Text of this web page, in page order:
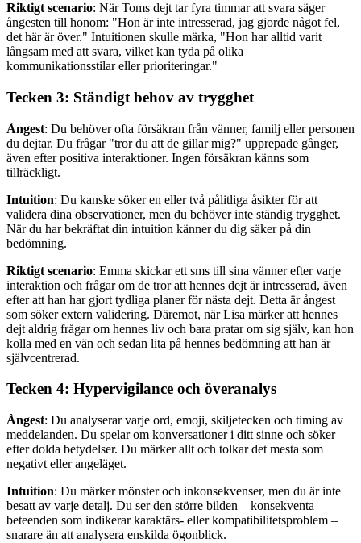
Riktigt scenario: När Toms dejt tar fyra timmar att svara säger
ångesten till honom: "Hon är inte intresserad, jag gjorde något fel,
det här är över." Intuitionen skulle märka, "Hon har alltid varit
långsam med att svara, vilket kan tyda på olika
kommunikationsstilar eller prioriteringar."
Tecken 3: Ständigt behov av trygghet
Ångest: Du behöver ofta försäkran från vänner, familj eller personen
du dejtar. Du frågar "tror du att de gillar mig?" upprepade gånger,
även efter positiva interaktioner. Ingen försäkran känns som
tillräckligt.
Intuition: Du kanske söker en eller två pålitliga åsikter för att
validera dina observationer, men du behöver inte ständig trygghet.
När du har bekräftat din intuition känner du dig säker på din
bedömning.
Riktigt scenario: Emma skickar ett sms till sina vänner efter varje
interaktion och frågar om de tror att hennes dejt är intresserad, även
efter att han har gjort tydliga planer för nästa dejt. Detta är ångest
som söker extern validering. Däremot, när Lisa märker att hennes
dejt aldrig frågar om hennes liv och bara pratar om sig själv, kan hon
kolla med en vän och sedan lita på hennes bedömning att han är
självcentrerad.
Tecken 4: Hypervigilance och överanalys
Ångest: Du analyserar varje ord, emoji, skiljetecken och timing av
meddelanden. Du spelar om konversationer i ditt sinne och söker
efter dolda betydelser. Du märker allt och tolkar det mesta som
negativt eller angeläget.
Intuition: Du märker mönster och inkonsekvenser, men du är inte
besatt av varje detalj. Du ser den större bilden – konsekventa
beteenden som indikerar karaktärs- eller kompatibilitetsproblem –
snarare än att analysera enskilda ögonblick.